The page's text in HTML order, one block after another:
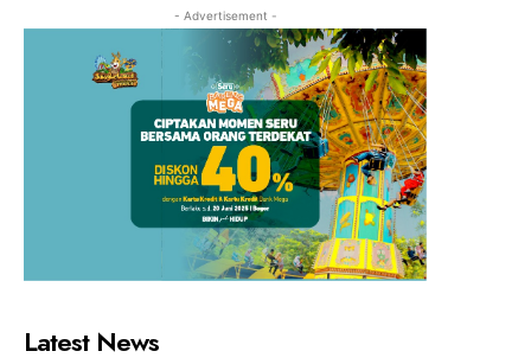
- Advertisement -
Latest News